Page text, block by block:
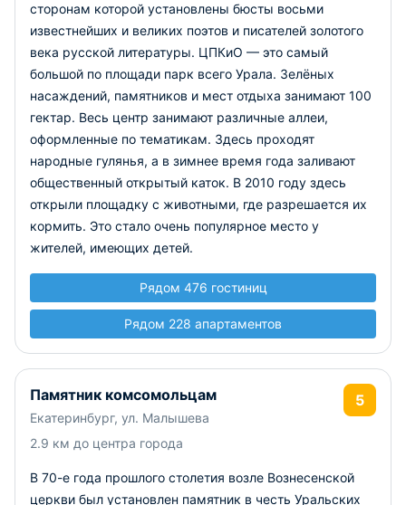
сторонам которой установлены бюсты восьми
известнейших и великих поэтов и писателей золотого
века русской литературы. ЦПКиО — это самый
большой по площади парк всего Урала. Зелёных
насаждений, памятников и мест отдыха занимают 100
гектар. Весь центр занимают различные аллеи,
оформленные по тематикам. Здесь проходят
народные гулянья, а в зимнее время года заливают
общественный открытый каток. В 2010 году здесь
открыли площадку с животными, где разрешается их
кормить. Это стало очень популярное место у
жителей, имеющих детей.
Рядом 476 гостиниц
Рядом 228 апартаментов
Памятник комсомольцам
Екатеринбург, ул. Малышева
2.9 км до центра города
5
В 70-е года прошлого столетия возле Вознесенской
церкви был установлен памятник в честь Уральских